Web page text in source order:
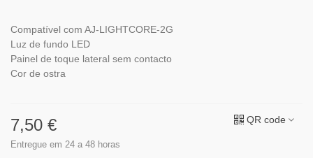
Compatível com AJ-LIGHTCORE-2G
Luz de fundo LED
Painel de toque lateral sem contacto
Cor de ostra
7,50 €
Entregue em 24 a 48 horas
QR code